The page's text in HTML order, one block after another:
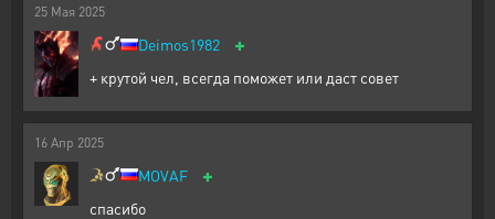
25 Мая 2025
Deimos1982 +
+ крутой чел, всегда поможет или даст совет
16 Апр 2025
MOVAF +
спасибо